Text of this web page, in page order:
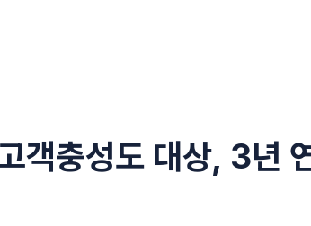
객충성도 대상, 3년